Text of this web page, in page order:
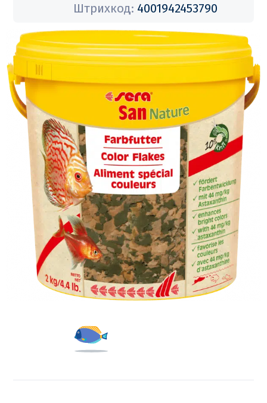
Штрихкод: 4001942453790